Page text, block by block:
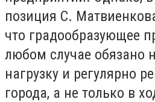
позиция С.
что градообразующее
любом случае обязано
нагрузку и регулярно
города, а не только в